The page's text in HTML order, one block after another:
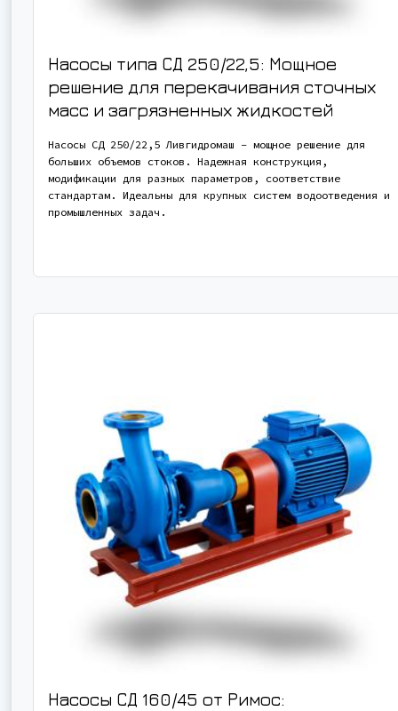
Насосы типа СД 250/22,5: Мощное
решение для перекачивания сточных
масс и загрязненных жидкостей
Насосы СД 250/22,5 Ливгидромаш – мощное решение для
больших объемов стоков. Надежная конструкция,
модификации для разных параметров, соответствие
стандартам. Идеальны для крупных систем водоотведения и
промышленных задач.
Насосы СД 160/45 от Римос: